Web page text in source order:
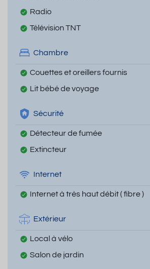
Radio
Télévision TNT
Chambre
Couettes et oreillers fournis
Lit bébé de voyage
Sécurité
Détecteur de fumée
Extincteur
Internet
Internet à très haut débit ( fibre )
Extérieur
Local à vélo
Salon de jardin